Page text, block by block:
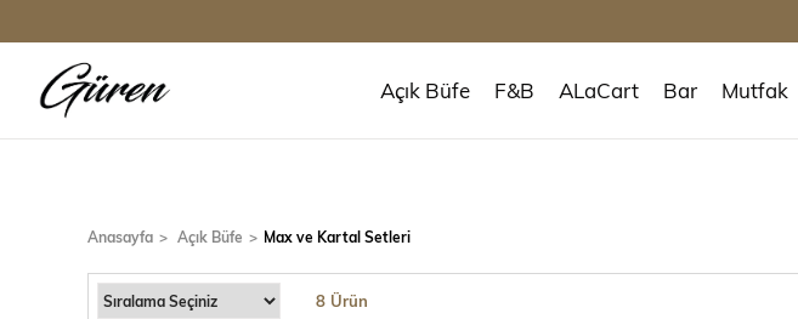
Açık Büfe F&B ALaCart Bar Mutfak
Anasayfa Açık Büfe Max ve Kartal Setleri
8 Ürün